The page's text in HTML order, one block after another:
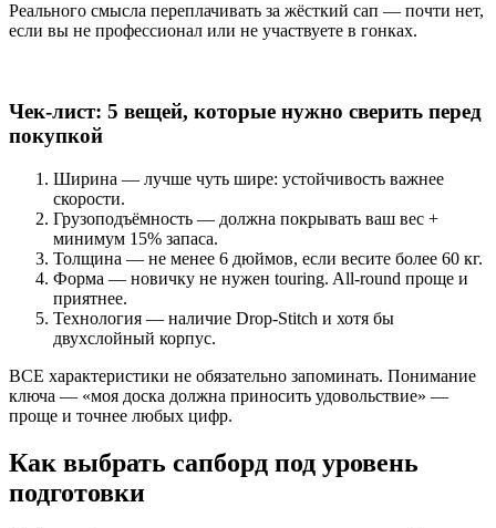
Реального смысла переплачивать за жёсткий сап — почти нет,
если вы не профессионал или не участвуете в гонках.
Чек-лист: 5 вещей, которые нужно сверить перед
покупкой
Ширина — лучше чуть шире: устойчивость важнее
скорости.
Грузоподъёмность — должна покрывать ваш вес +
минимум 15% запаса.
Толщина — не менее 6 дюймов, если весите более 60 кг.
Форма — новичку не нужен touring. All-round проще и
приятнее.
Технология — наличие Drop-Stitch и хотя бы
двухслойный корпус.
ВСЕ характеристики не обязательно запоминать. Понимание
ключа — «моя доска должна приносить удовольствие» —
проще и точнее любых цифр.
Как выбрать сапборд под уровень
подготовки